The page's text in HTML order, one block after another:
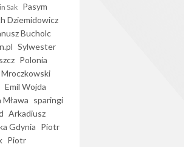
Sak Pasym
Dziemidowicz
Bucholc
Sylwester
Polonia
Emil Wojda
Mława sparingi
Arkadiusz
Gdynia Piotr
Piotr